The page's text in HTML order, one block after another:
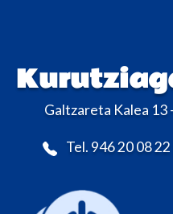
Galtzareta Kalea 13
Tel. 946 20 08 22